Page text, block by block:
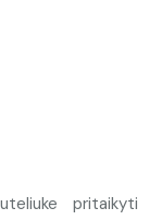
pritaikyti